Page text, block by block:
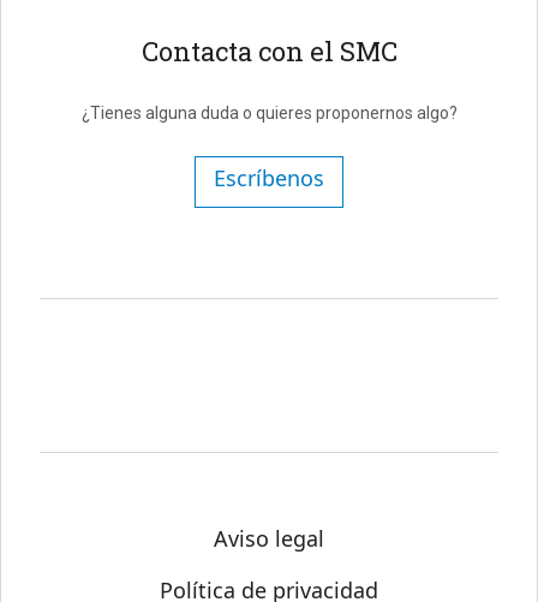
Contacta con el SMC
¿Tienes alguna duda o quieres proponernos algo?
Escríbenos
Aviso legal
Política de privacidad